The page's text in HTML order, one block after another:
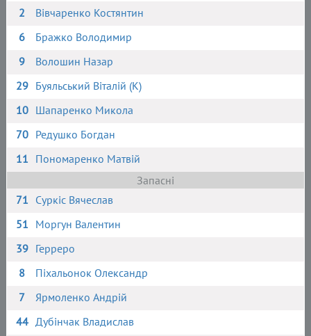
2
Вівчаренко Костянтин
6
Бражко Володимир
9
Волошин Назар
29 Буяльський Віталій (К)
10 Шапаренко Микола
70 Редушко Богдан
11 Пономаренко Матвій
Запасні
71 Суркіс Вячеслав
51 Моргун Валентин
39 Герреро
8
Піхальонок Олександр
7
Ярмоленко Андрій
44 Дубінчак Владислав